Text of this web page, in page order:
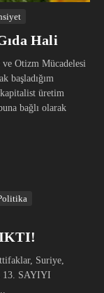
Hali
ve Otizm Mücadelesi
başladığım
kapitalist üretim
bağlı olarak
Suriye,
SAYIYI